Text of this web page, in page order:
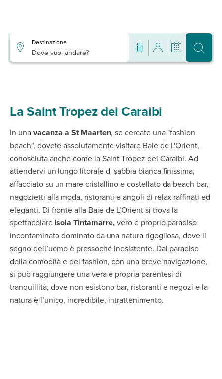
Destinazione
Dove vuoi andare?
La Saint Tropez dei Caraibi
In unavacanza a St Maarten, se cercate una "fashion
beach", dovete assolutamente visitare Baie de L'Orient,
conosciuta anche come la Saint Tropez dei Caraibi. Ad
attendervi un lungo litorale di sabbia bianca finissima,
affacciato su un mare cristallino e costellato da beach bar,
negozietti alla moda, ristoranti e angoli di relax raffinati ed
eleganti. Di fronte alla Baie de L’Orient si trova la
spettacolare Isola Tintamarre,vero e proprio paradiso
incontaminato dominato da una natura rigogliosa, dove il
segno dell’uomo è pressoché inesistente. Dal paradiso
della comodità e del fashion, con una breve navigazione,
si può raggiungere una vera e propria parentesi di
tranquillità, dove non esistono bar, ristoranti e negozi e la
natura è l’unico, incredibile, intrattenimento.